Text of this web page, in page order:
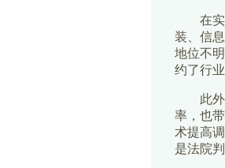
在实际
装、信
地位不
约了行
此外，
率，也
术提高
是法院